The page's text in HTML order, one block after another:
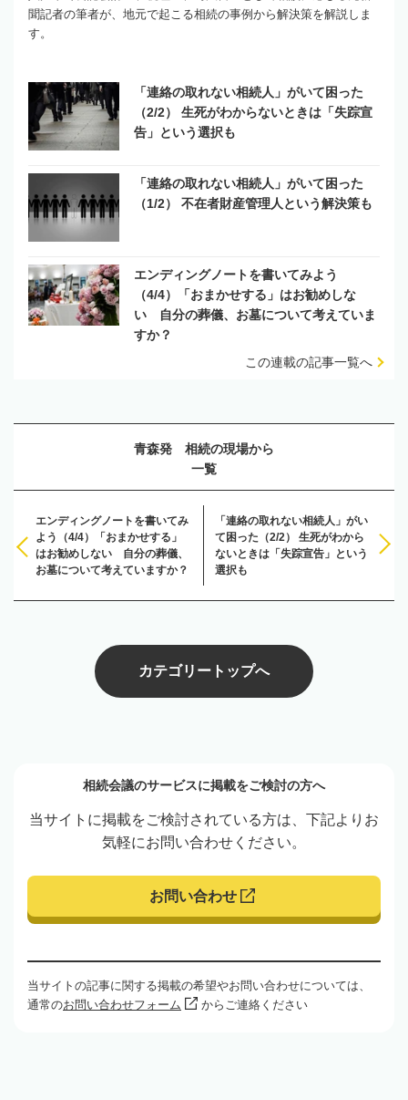
聞記者の筆者が、地元で起こる相続の事例から解決策を解説しま
す。
「連絡の取れない相続人」がいて困った
（2/2） 生死がわからないときは「失踪宣
告」という選択も
「連絡の取れない相続人」がいて困った
（1/2） 不在者財産管理人という解決策も
エンディングノートを書いてみよう
（4/4）「おまかせする」はお勧めしな
い 自分の葬儀、お墓について考えていま
すか？
この連載の記事一覧へ
エンディングノートを書いてみ
よう（4/4）「おまかせする」
はお勧めしない 自分の葬儀、
お墓について考えていますか？
青森発 相続の現場から
一覧
「連絡の取れない相続人」がい
て困った（2/2） 生死がわから
ないときは「失踪宣告」という
選択も
カテゴリートップへ
相続会議のサービスに掲載をご検討の方へ
当サイトに掲載をご検討されている方は、下記よりお
気軽にお問い合わせください。
お問い合わせ
当サイトの記事に関する掲載の希望やお問い合わせについては、
通常のお問い合わせフォーム からご連絡ください